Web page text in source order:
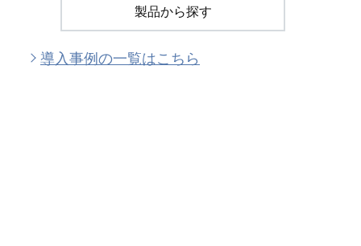
製品から探す
導入事例の一覧はこちら